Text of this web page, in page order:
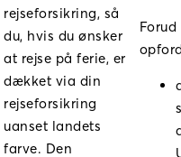
rejseforsikring, så
du, hvis du ønsker
at rejse på ferie, er
dækket via din
rejseforsikring
uanset landets
farve. Den